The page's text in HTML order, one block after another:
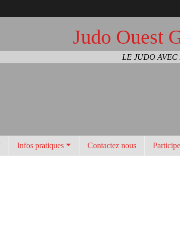
Judo Ouest
LE JUDO AVEC
Infos pratiques Contactez nous